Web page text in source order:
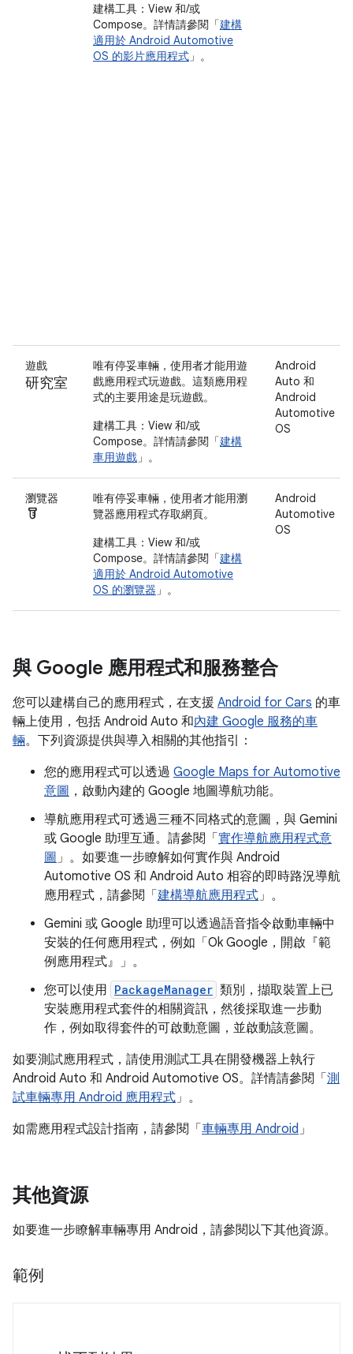
建構工具：View 和/或
Compose。詳情請參閱「建構
適用於 Android Automotive
OS 的影片應用程式 」。
遊戲
研究室
唯有停妥車輛，使用者才能用遊
戲應用程式玩遊戲。這類應用程
式的主要用途是玩遊戲。
建構工具：View 和/或
Compose。詳情請參閱「建構
車用遊戲 」。
Android
Auto 和
Android
Automotive
OS
瀏覽器
Labs
唯有停妥車輛，使用者才能用瀏
覽器應用程式存取網頁。
建構工具：View 和/或
Compose。詳情請參閱「建構
適用於 Android Automotive
OS 的瀏覽器 」。
Android
Automotive
OS
與 Google 應用程式和服務整合
您可以建構自己的應用程式，在支援 Android for Cars 的車
輛上使用，包括 Android Auto 和內建 Google 服務的車
輛。下列資源提供與導入相關的其他指引：
您的應用程式可以透過 Google Maps for Automotive
意圖 ，啟動內建的 Google 地圖導航功能。
導航應用程式可透過三種不同格式的意圖，與 Gemini
或 Google 助理互通。請參閱「實作導航應用程式意
圖 」。如要進一步瞭解如何實作與 Android
Automotive OS 和 Android Auto 相容的即時路況導航
應用程式，請參閱「建構導航應用程式 」。
Gemini 或 Google 助理可以透過語音指令啟動車輛中
安裝的任何應用程式，例如「Ok Google，開啟『範
例應用程式』」 。
您可以使用 PackageManager 類別，擷取裝置上已
安裝應用程式套件的相關資訊，然後採取進一步動
作，例如取得套件的可啟動意圖，並啟動該意圖。
如要測試應用程式，請使用測試工具在開發機器上執行
Android Auto 和 Android Automotive OS。詳情請參閱「測
試車輛專用 Android 應用程式 」。
如需應用程式設計指南，請參閱「車輛專用 Android 」
其他資源
如要進一步瞭解車輛專用 Android，請參閱以下其他資源。
範例